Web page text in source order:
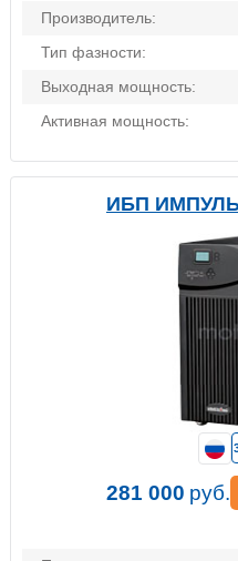
Производитель:
Тип фазности:
Выходная мощность:
Активная мощность:
ИБП
281 000 руб.